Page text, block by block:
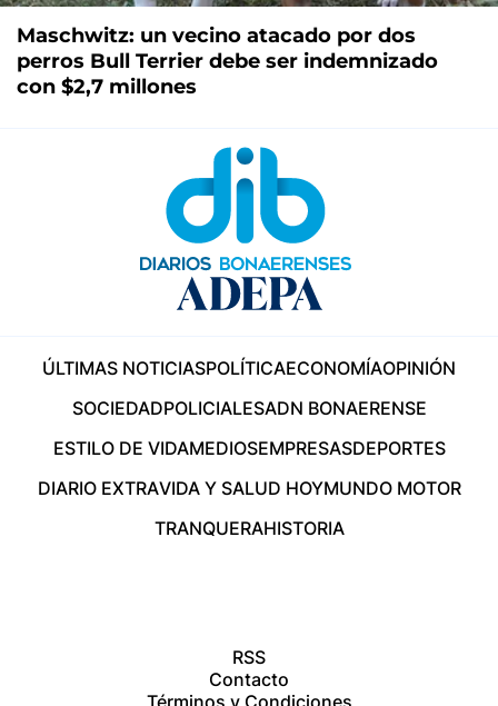
Maschwitz: un vecino atacado por dos
perros Bull Terrier debe ser indemnizado
con $2,7 millones
ÚLTIMAS NOTICIASPOLÍTICAECONOMÍAOPINIÓN
SOCIEDADPOLICIALESADN BONAERENSE
ESTILO DE VIDAMEDIOSEMPRESASDEPORTES
DIARIO EXTRAVIDA Y SALUD HOYMUNDO MOTOR
TRANQUERAHISTORIA
RSS
Contacto